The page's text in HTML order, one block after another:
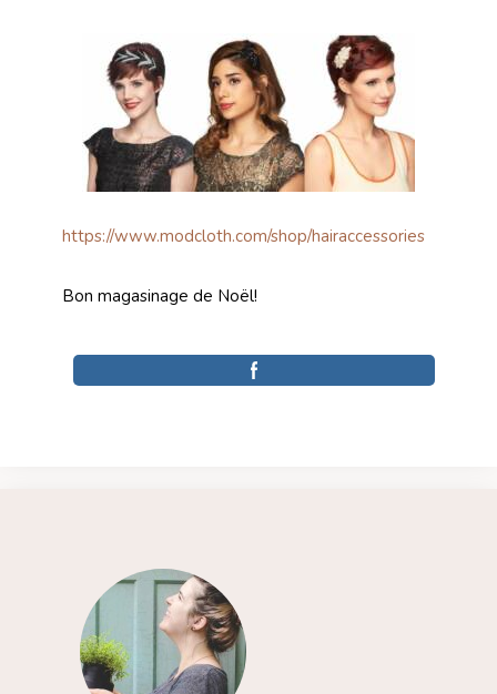
https://www.modcloth.com/shop/hairaccessories
Bon magasinage de Noël!